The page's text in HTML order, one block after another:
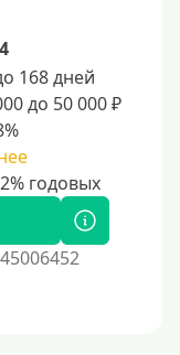
4
168 дней
до 50 000 ₽